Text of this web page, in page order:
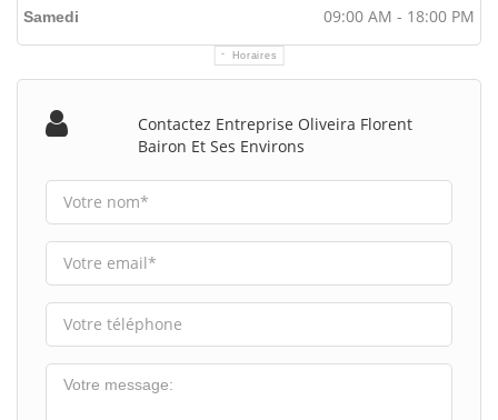
Horaires
Samedi 09:00 AM - 18:00 PM
Contactez Entreprise Oliveira Florent
Bairon Et Ses Environs